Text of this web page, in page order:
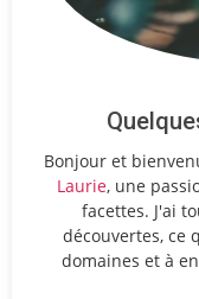
Bonjour et
Laurie, une
facettes. J'ai
découvertes, ce
domaines et à